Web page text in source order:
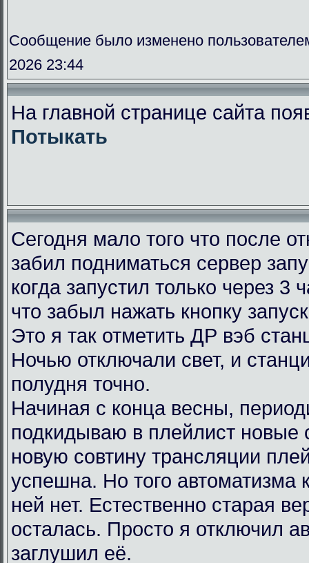
Сообщение было изменено
2026 23:44
На главной странице сайта
Потыкать
Сегодня мало того что после
забил подниматься сервер
когда запустил только через 3
что забыл нажать кнопку
Это я так отметить ДР вэб
Ночью отключали свет, и
полудня точно.
Начиная с конца весны,
подкидываю в плейлист новые
новую совтину трансляции
успешна. Но того автоматизма
ней нет. Естественно старая
осталась. Просто я отключил
заглушил её.